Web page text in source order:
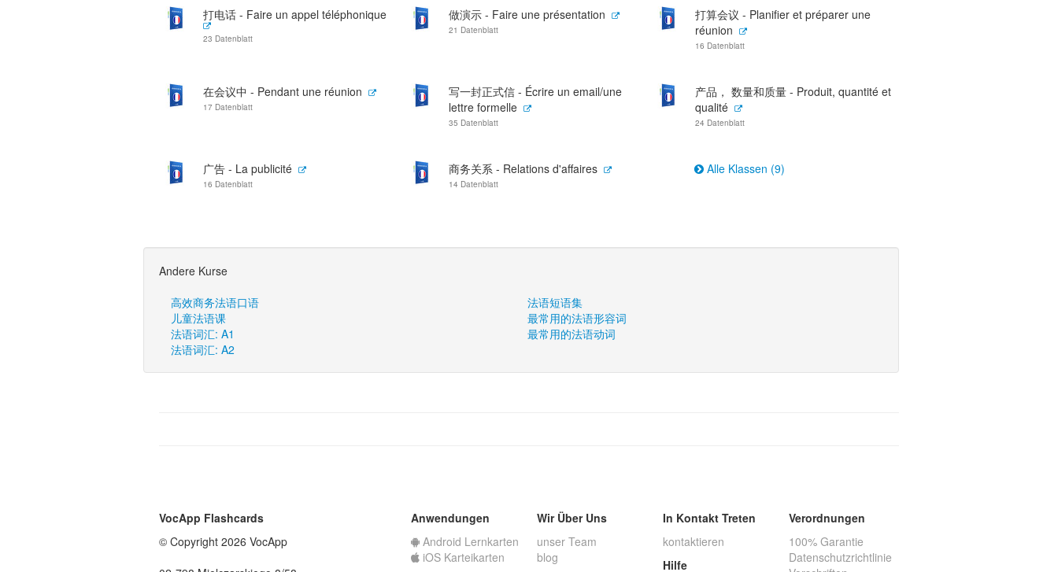
打电话 - Faire un appel téléphonique
23 Datenblatt
做演示 - Faire une présentation
21 Datenblatt
打算会议 - Planifier et préparer une
réunion
16 Datenblatt
在会议中 - Pendant une réunion
17 Datenblatt
写一封正式信 - Écrire un email/une
lettre formelle
35 Datenblatt
产品， 数量和质量 - Produit, quantité et
qualité
24 Datenblatt
广告 - La publicité
16 Datenblatt
商务关系 - Relations d'affaires
14 Datenblatt
Alle Klassen (9)
Andere Kurse
高效商务法语口语
法语短语集
儿童法语课
最常用的法语形容词
法语词汇: A1
最常用的法语动词
法语词汇: A2
VocApp Flashcards
© Copyright 2026 VocApp
Anwendungen
Android Lernkarten
iOS Karteikarten
Wir Über Uns
unser Team
blog
In Kontakt Treten
kontaktieren
Hilfe
Verordnungen
100% Garantie
Datenschutzrichtlinie